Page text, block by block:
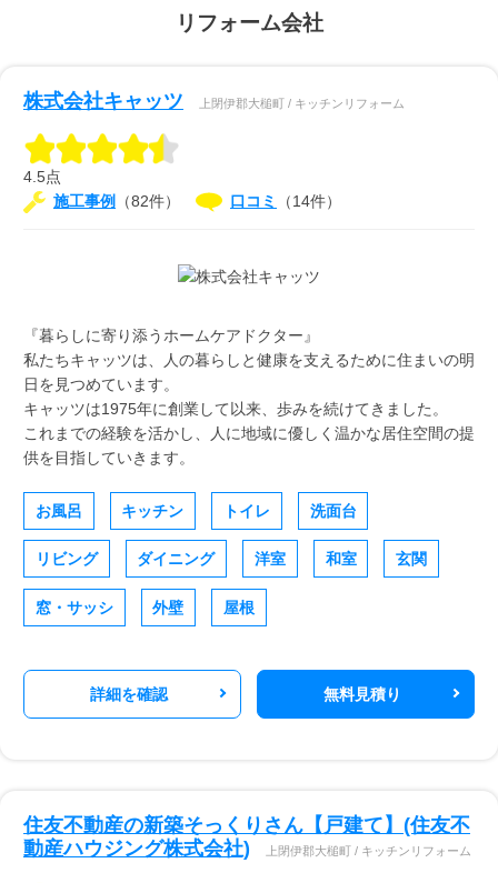
リフォーム会社
株式会社キャッツ 上閉伊郡大槌町 / キッチンリフォーム
4.5点
施工事例
（82件） 口コミ （14件）
『暮らしに寄り添うホームケアドクター』
私たちキャッツは、人の暮らしと健康を支えるために住まいの明
日を見つめています。
キャッツは1975年に創業して以来、歩みを続けてきました。
これまでの経験を活かし、人に地域に優しく温かな居住空間の提
供を目指していきます。
お風呂 キッチン トイレ 洗面台
リビング ダイニング 洋室 和室 玄関
窓・サッシ 外壁 屋根
詳細を確認 無料見積り
住友不動産の新築そっくりさん【戸建て】(住友不
動産ハウジング株式会社)
上閉伊郡大槌町 / キッチンリフォーム